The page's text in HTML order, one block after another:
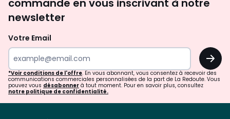
commande en vous inscrivant à notre
newsletter
Votre Email
OK
*Voir conditions de l'offre. En vous abonnant, vous consentez à recevoir des
communications commerciales personnalisées de la part de La Redoute. Vous
pouvez vous désabonner à tout moment. Pour en savoir plus, consultez
notre politique de confidentialité.